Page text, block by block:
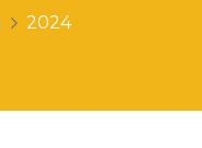
2024